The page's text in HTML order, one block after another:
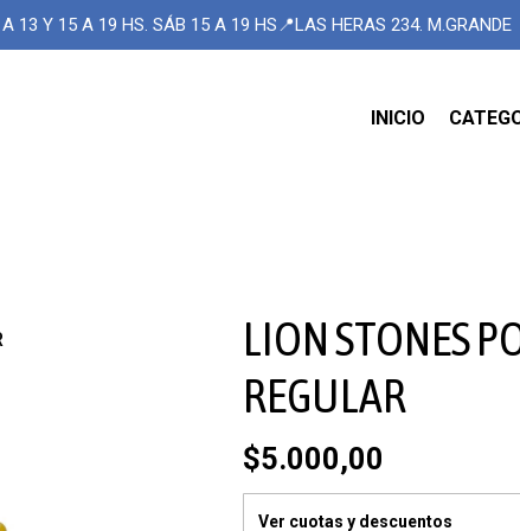
13 Y 15 A 19 HS. SÁB 15 A 19 HS📍LAS HERAS 234. M.GRANDE
INICIO
LION STONES
REGULAR
$5.000,00
Ver cuotas y descuentos